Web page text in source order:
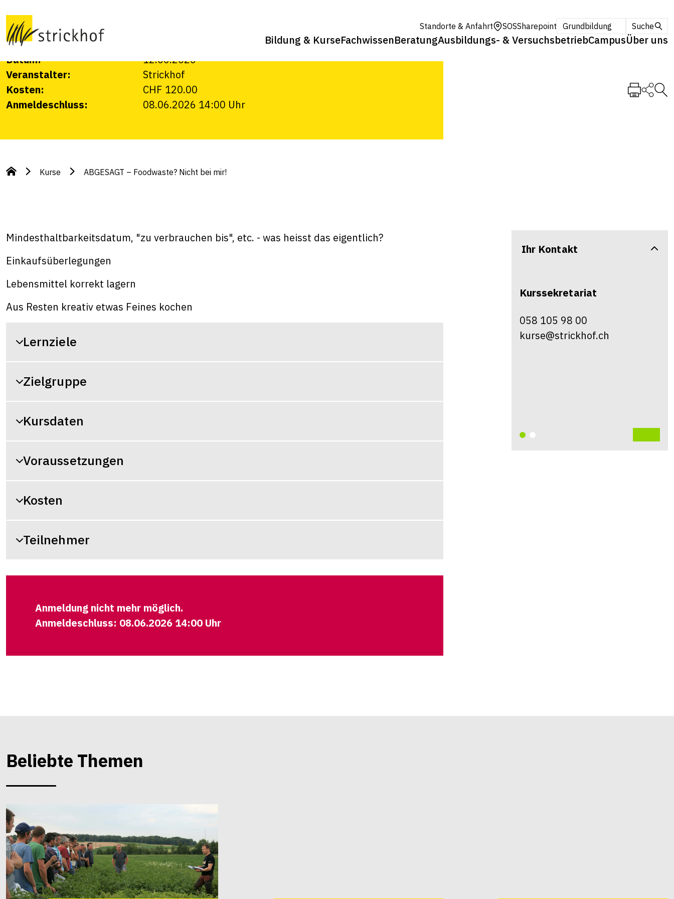
Standorte & Anfahrt SOSSharepoint Grundbildung Suche
Bildung & KurseFachwissenBeratungAusbildungs- & VersuchsbetriebCampusÜber uns
bei mir!
Keine Lebensmittel im Abfall - ein Gebot der Stunde
Datum:
12.06.2026
Veranstalter:
Strickhof
Kosten:
CHF 120.00
Anmeldeschluss:
08.06.2026 14:00 Uhr
Kurse ABGESAGT – Foodwaste? Nicht bei mir!
Mindesthaltbarkeitsdatum, "zu verbrauchen bis", etc. - was heisst das eigentlich?
Einkaufsüberlegungen
Lebensmittel korrekt lagern
Aus Resten kreativ etwas Feines kochen
Lernziele
Zielgruppe
Kursdaten
Voraussetzungen
Kosten
Teilnehmer
Anmeldung nicht mehr möglich.
Anmeldeschluss: 08.06.2026 14:00 Uhr
Ihr Kontakt
Kurssekretariat
058 105 98 00
kurse@strickhof.ch
Beliebte Themen